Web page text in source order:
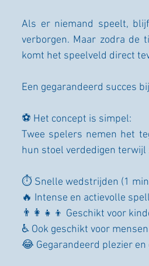
Als er niemand speelt,
verborgen. Maar zodra de
komt het speelveld direct
Een gegarandeerd succes
⚽ Het concept is simpel:
Twee spelers nemen het
hun stoel verdedigen terwijl
⏱️ Snelle wedstrijden (1
🔥 Intense en actievolle
👨‍👩‍👧‍👦 Geschikt voor
♿ Ook geschikt voor
😂 Gegarandeerd plezier